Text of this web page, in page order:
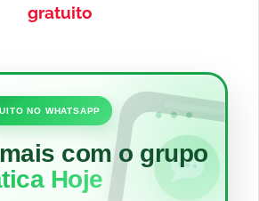
gratuito
•••
NO WHATSAPP
com o grupo
Hoje